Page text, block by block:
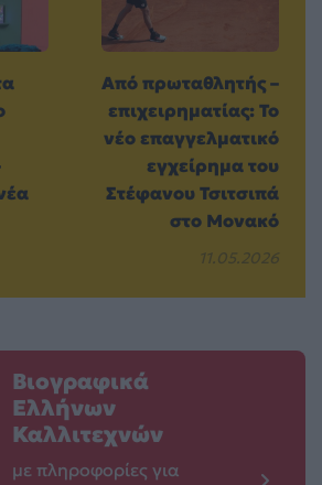
Από πρωταθλητής –
επιχειρηματίας: To
νέο επαγγελματικό
εγχείρημα του
Στέφανου Τσιτσιπά
στο Μονακό
11.05.2026
Βιογραφικά
Ελλήνων
Καλλιτεχνών
με πληροφορίες για